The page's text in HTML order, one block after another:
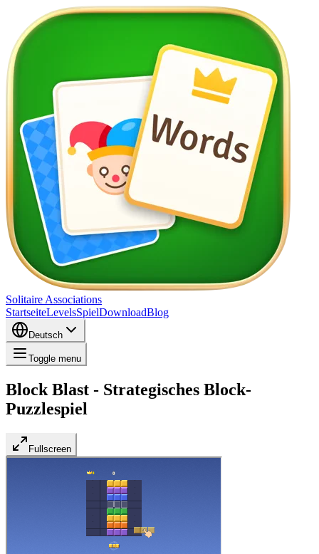
Solitaire Associations
StartseiteLevelsSpielDownloadBlog
Deutsch
Toggle menu
Block Blast - Strategisches Block-
Puzzlespiel
Fullscreen